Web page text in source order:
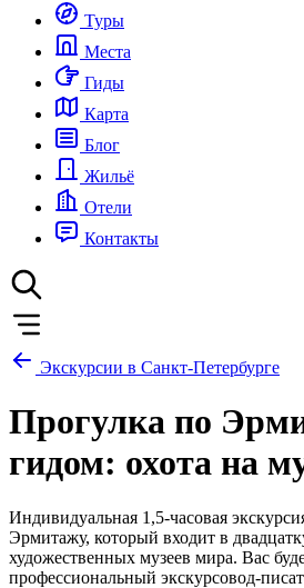
Туры
Места
Гиды
Карта
Блог
Жильё
Отели
Контакты
Экскурсии в Санкт-Петербурге
Прогулка по
гидом: охота на
Индивидуальная 1,5-часовая
Эрмитажу, который входит в
художественных музеев мира. Вас
профессиональный экскурсовод-